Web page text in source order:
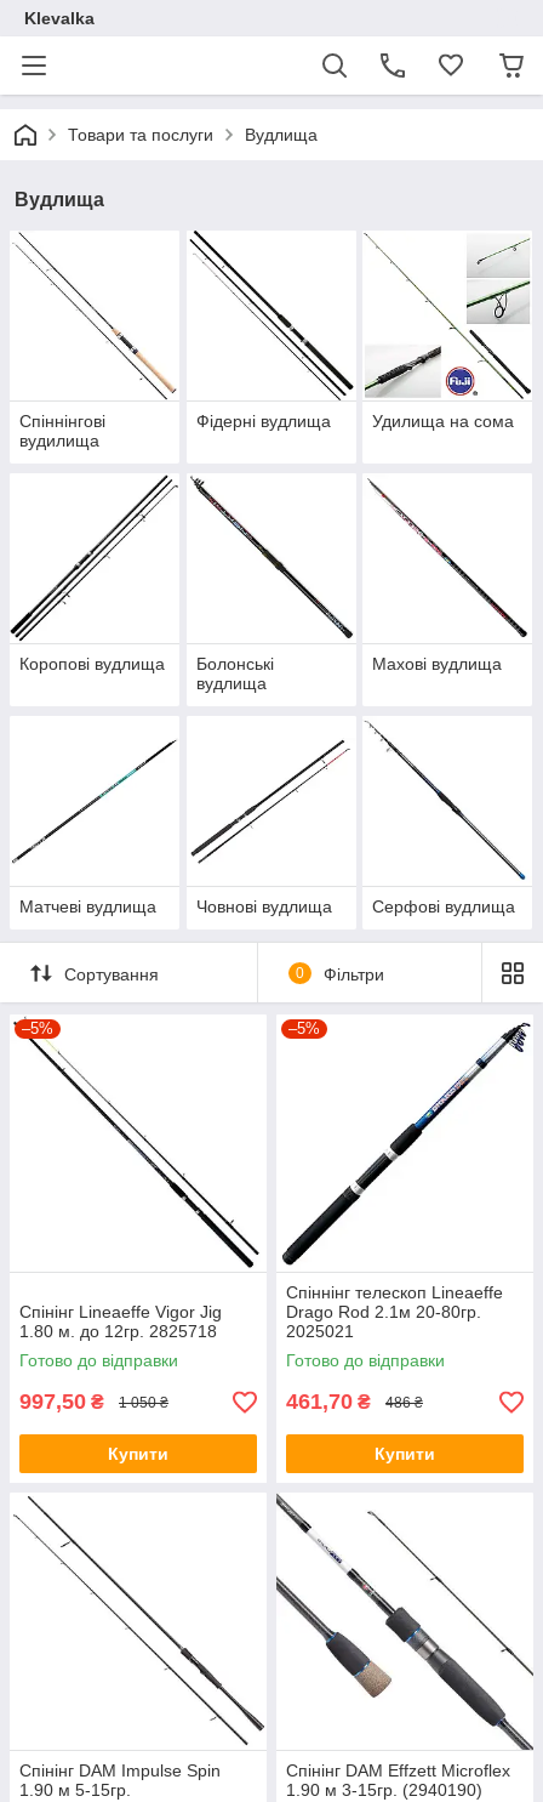
Klevalka
Товари та послуги Вудлища
Вудлища
Спіннінгові
вудилища
Фідерні вудлища Удилища на сома
Коропові вудлища
Болонські
вудлища
Махові вудлища
Матчеві вудлища Човнові вудлища Серфові вудлища
Сортування 0 Фільтри
–5%
Спінінг Lineaeffe Vigor Jig
1.80 м. до 12гр. 2825718
Готово до відправки
997,50 ₴ 1 050 ₴
Купити
–5%
Спіннінг телескоп Lineaeffe
Drago Rod 2.1м 20-80гр.
2025021
Готово до відправки
461,70 ₴ 486 ₴
Купити
Спінінг DAM Impulse Spin
1.90 м 5-15гр.
Спінінг DAM Effzett Microflex
1.90 м 3-15гр. (2940190)